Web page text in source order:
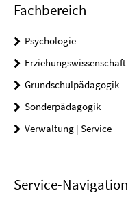
Fachbereich
Psychologie
Erziehungswissenschaft
Grundschulpädagogik
Sonderpädagogik
Verwaltung | Service
Service-Navigation